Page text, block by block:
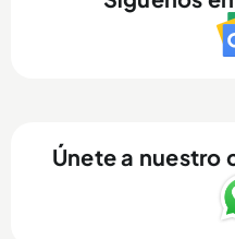
Únete a nuestro